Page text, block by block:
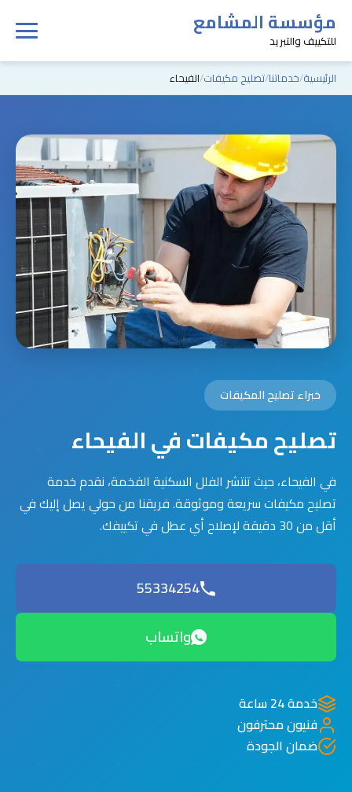
مؤسسة المشامع
للتكييف والتبريد
الرئيسية خدماتنا تصليح مكيفات الفيحاء
خبراء تصليح المكيفات
تصليح مكيفات في الفيحاء
في الفيحاء، حيث تنتشر الفلل السكنية الفخمة، نقدم خدمة
تصليح مكيفات سريعة وموثوقة. فريقنا من حولي يصل إليك في
أقل من 30 دقيقة لإصلاح أي عطل في تكييفك.
55334254
واتساب
خدمة 24 ساعة
فنيون محترفون
ضمان الجودة